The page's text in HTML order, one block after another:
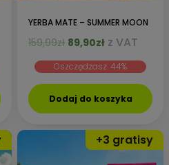
YERBA MATE – SUMMER MOON
159,99zł Pierwotna
wynosiła:
159,99zł.
89,90złAktualna
wynosi:
89,90zł.
z VAT
Oszczędzasz: 44%
Dodaj do koszyka